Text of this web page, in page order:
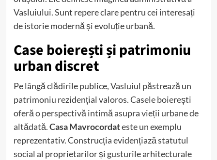
Vasluiului. Sunt repere clare pentru cei interesați
de istorie modernă și evoluție urbană.
Case boierești și patrimoniu
urban discret
Pe lângă clădirile publice, Vasluiul păstrează un
patrimoniu rezidențial valoros. Casele boierești
oferă o perspectivă intimă asupra vieții urbane de
altădată.Casa Mavrocordateste un exemplu
reprezentativ. Construcția evidențiază statutul
social al proprietarilor și gusturile arhitecturale